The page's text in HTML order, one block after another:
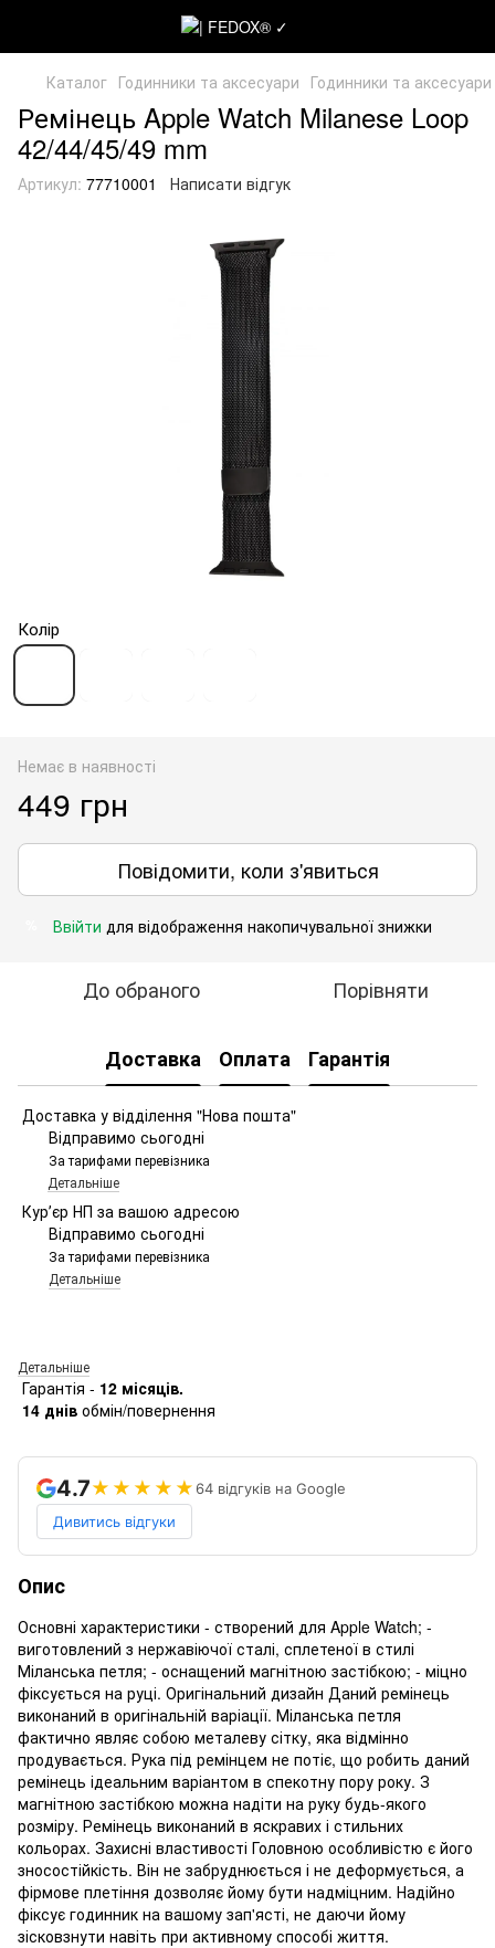
Каталог Годинники та аксесуари Годинники та
Ремінець Apple Watch Milanese Loop
42/44/45/49 mm
Артикул: 77710001 Написати відгук
Колір
Немає в наявності
449 грн
Повідомити, коли з'явиться
Ввійти для відображення накопичувальної знижки
До обраного Порівняти
Доставка Оплата Гарантія
Доставка у відділення "Нова пошта"
Відправимо сьогодні
За тарифами перевізника
Детальніше
Курʼєр НП за вашою адресою
Відправимо сьогодні
За тарифами перевізника
Детальніше
Детальніше
Гарантія - 12 місяців.
14 днів обмін/повернення
4.7★★★★★64 відгуків на Google
Дивитись відгуки
Опис
Основні характеристики - створений для Apple Watch; -
виготовлений з нержавіючої сталі, сплетеної в стилі
Міланська петля; - оснащений магнітною застібкою; - міцно
фіксується на руці. Оригінальний дизайн Даний ремінець
виконаний в оригінальній варіації. Міланська петля
фактично являє собою металеву сітку, яка відмінно
продувається. Рука під ремінцем не потіє, що робить даний
ремінець ідеальним варіантом в спекотну пору року. З
магнітною застібкою можна надіти на руку будь-якого
розміру. Ремінець виконаний в яскравих і стильних
кольорах. Захисні властивості Головною особливістю є його
зносостійкість. Він не забруднюється і не деформується, а
фірмове плетіння дозволяє йому бути надміцним. Надійно
фіксує годинник на вашому зап'ясті, не даючи йому
зісковзнути навіть при активному способі життя.